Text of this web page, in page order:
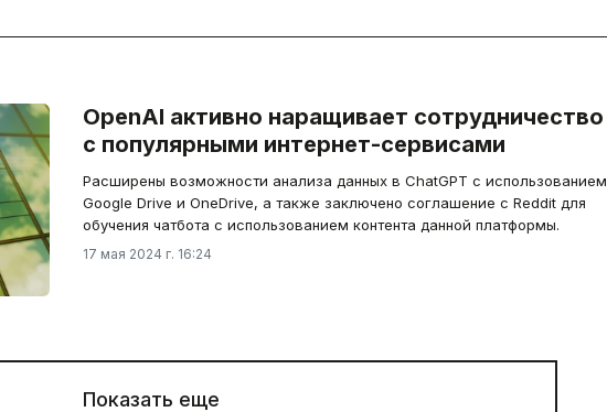
OpenAI активно наращивает сотрудничество
с популярными интернет-сервисами
Расширены возможности анализа данных в ChatGPT с использованием
Google Drive и OneDrive, а также заключено соглашение с Reddit для
обучения чатбота с использованием контента данной платформы.
17 мая 2024 г. 16:24
Показать еще